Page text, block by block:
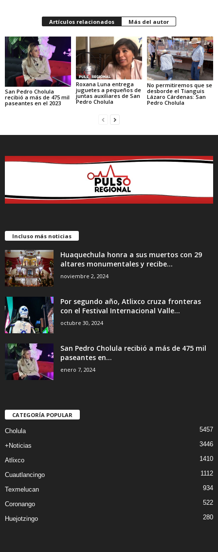
Artículos relacionados Más del autor
San Pedro Cholula
recibió a más de 475 mil
paseantes en el 2023
Roxana Luna entrega
juguetes a pequeños de
juntas auxiliares de San
Pedro Cholula
No permitiremos que se
desborde el Tianguis
Lázaro Cárdenas: San
Pedro Cholula
Incluso más noticias
Huaquechula honra a sus muertos con 29
altares monumentales y recibe...
noviembre 2, 2024
Por segundo año, Atlixco cruza fronteras
con el Festival Internacional Valle...
octubre 30, 2024
San Pedro Cholula recibió a más de 475 mil
paseantes en...
enero 7, 2024
CATEGORÍA POPULAR
Cholula 5457
+Noticias 3446
Atlixco 1410
Cuautlancingo 1112
Texmelucan 934
Coronango 522
Huejotzingo 280